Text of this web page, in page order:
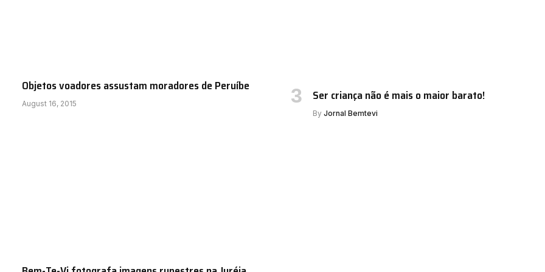
Objetos voadores assustam moradores de Peruíbe
August 16, 2015 Ser criança não é mais o maior barato!
By Jornal Bemtevi